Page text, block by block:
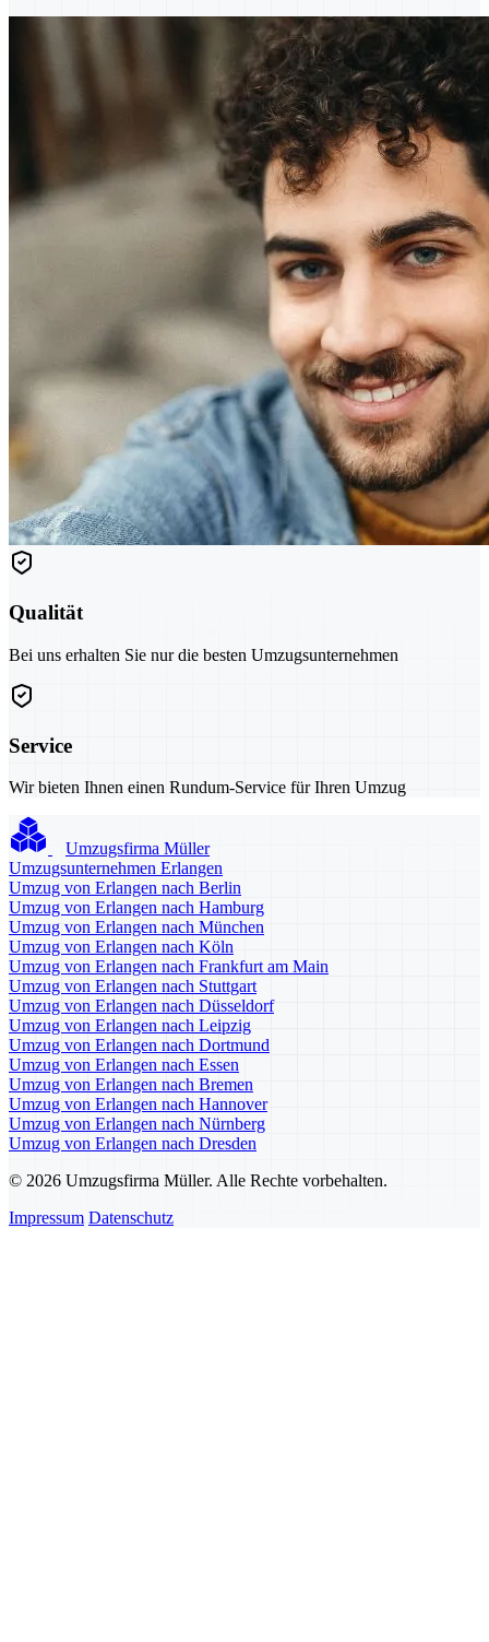
Qualität
Bei uns erhalten Sie nur die besten Umzugsunternehmen
Service
Wir bieten Ihnen einen Rundum-Service für Ihren Umzug
Umzugsfirma Müller
Umzugsunternehmen Erlangen
Umzug von Erlangen nach Berlin
Umzug von Erlangen nach Hamburg
Umzug von Erlangen nach München
Umzug von Erlangen nach Köln
Umzug von Erlangen nach Frankfurt am Main
Umzug von Erlangen nach Stuttgart
Umzug von Erlangen nach Düsseldorf
Umzug von Erlangen nach Leipzig
Umzug von Erlangen nach Dortmund
Umzug von Erlangen nach Essen
Umzug von Erlangen nach Bremen
Umzug von Erlangen nach Hannover
Umzug von Erlangen nach Nürnberg
Umzug von Erlangen nach Dresden
© 2026 Umzugsfirma Müller. Alle Rechte vorbehalten.
Impressum Datenschutz